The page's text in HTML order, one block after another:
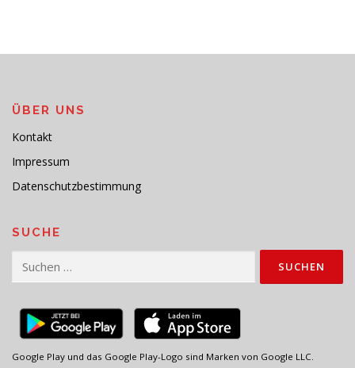
ÜBER UNS
Kontakt
Impressum
Datenschutzbestimmung
SUCHE
Google Play und das Google Play-Logo sind Marken von Google LLC.